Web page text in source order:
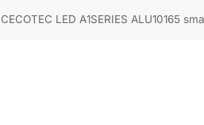
CECOTEC LED A1SERIES ALU10165